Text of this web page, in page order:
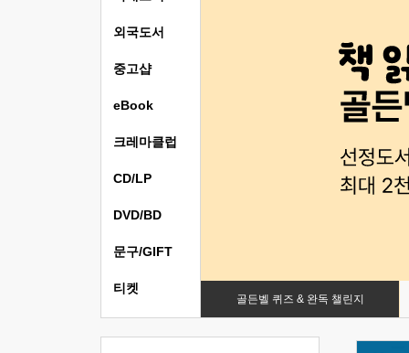
골든벨 퀴즈 & 완독 챌린지
외국도서
중고샵
eBook
크레마클럽
CD/LP
DVD/BD
문구/GIFT
티켓